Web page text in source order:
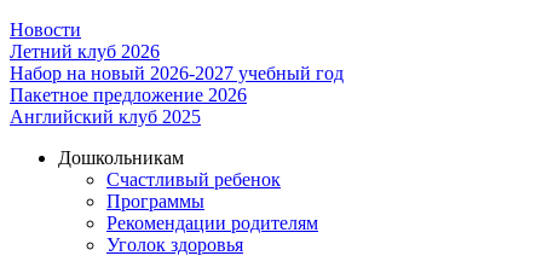
Новости
Летний клуб 2026
Набор на новый 2026-2027 учебный год
Пакетное предложение 2026
Английский клуб 2025
Дошкольникам
Счастливый ребенок
Программы
Рекомендации родителям
Уголок здоровья